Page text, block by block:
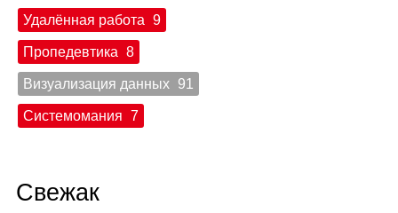
Удалённая работа 9
Пропедевтика 8
Визуализация данных 91
Системомания 7
Свежак